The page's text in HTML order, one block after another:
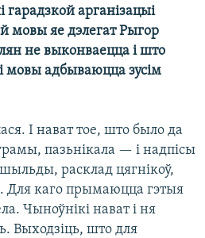
арганізацыі
мовы яе дэлегат Рыгор
не выконваецца і што
мовы адбываюцца зусім
І нават тое, што было да
пазьнікала — і надпісы
расклад цягнікоў,
Для каго прымаюцца гэтыя
Чыноўнікі нават і ня
Выходзіць, што для